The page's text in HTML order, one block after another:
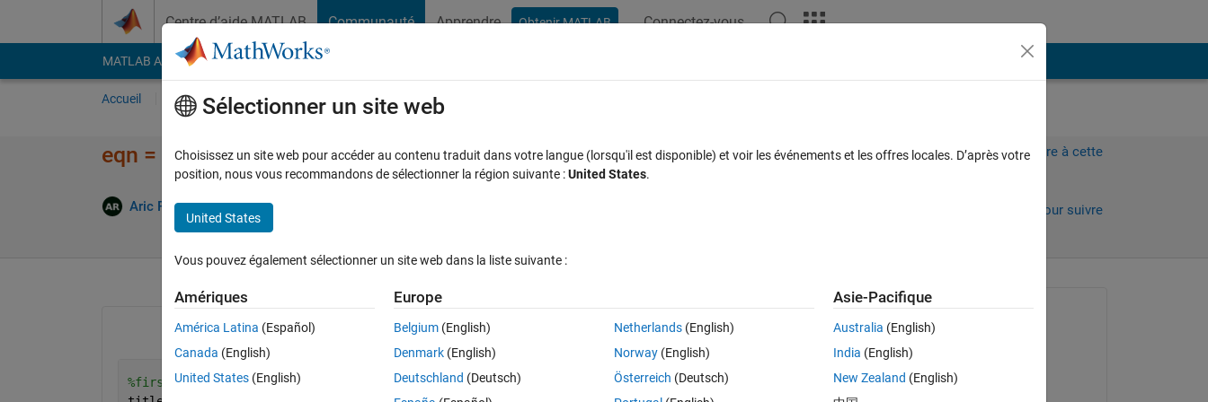
Centre d’aide MATLAB Communauté Apprendre Obtenir MATLAB Connectez-vous
MATLAB Answers File Exchange Cody
Accueil Poser une question Parcourir
eqn = sym() not working
Aric Rozario 16 Avr 2021
Connectez-vous pour répondre à cette
Connectez-vous pour suivre
Ouvrir dans MATLAB Online
%first define the variables
Aric Rozario
le 16 Avr 2021
Sélectionner un site web
Choisissez un site web pour accéder au contenu traduit dans votre langue (lorsqu'il est disponible) et voir les événements et les offres locales. D’après votre
position, nous vous recommandons de sélectionner la région suivante :United States.
United States
Vous pouvez également sélectionner un site web dans la liste suivante :
Amériques
América Latina (Español)
Canada (English)
United States (English)
Europe
Belgium (English)
Denmark (English)
Deutschland (Deutsch)
Netherlands(English)
Norway(English)
Österreich (Deutsch)
Asie-Pacifique
Australia (English)
India (English)
New Zealand (English)